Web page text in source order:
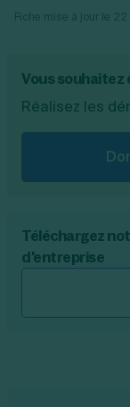
Vous souhaitez
Réalisez les
Téléchargez
d'entreprise